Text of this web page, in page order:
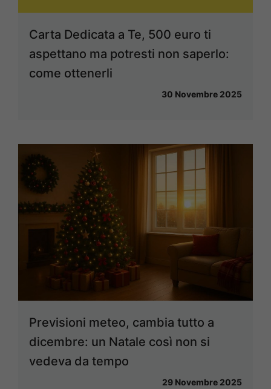
Carta Dedicata a Te, 500 euro ti
aspettano ma potresti non saperlo:
come ottenerli
30 Novembre 2025
Previsioni meteo, cambia tutto a
dicembre: un Natale così non si
vedeva da tempo
29 Novembre 2025